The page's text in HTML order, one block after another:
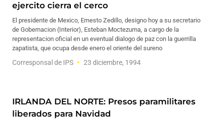
ejercito cierra el cerco
El presidente de Mexico, Ernesto Zedillo, designo hoy a su secretario
de Gobernacion (Interior), Esteban Moctezuma, a cargo de la
representacion oficial en un eventual dialogo de paz con la guerrilla
zapatista, que ocupa desde enero el oriente del sureno
Corresponsal de IPS 23 diciembre, 1994
IRLANDA DEL NORTE: Presos paramilitares
liberados para Navidad